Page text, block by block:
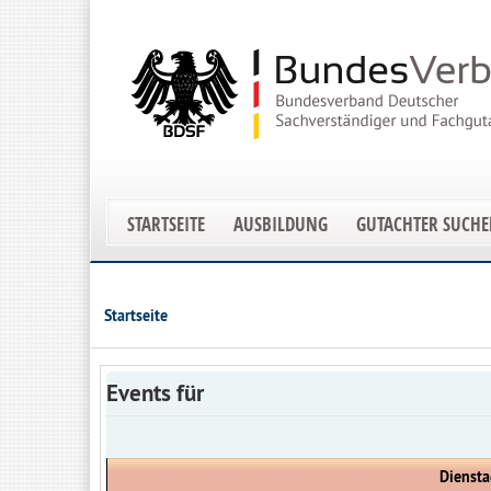
STARTSEITE AUSBILDUNG GUTACHTER
Startseite
Events für